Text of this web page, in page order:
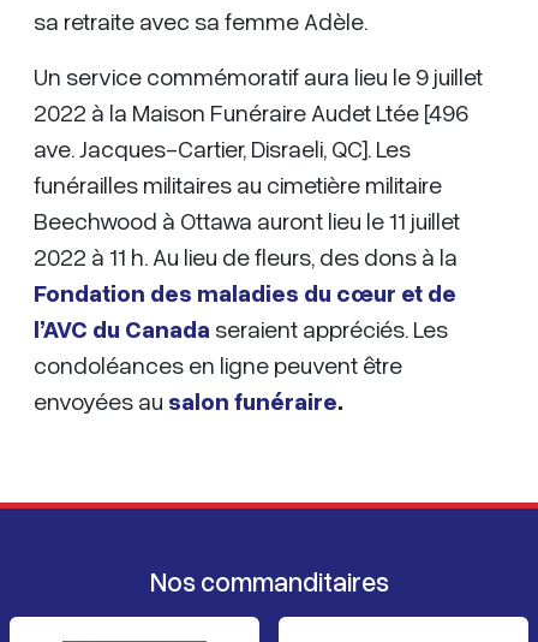
sa retraite avec sa femme Adèle.
Un service commémoratif aura lieu le 9 juillet
2022 à la Maison Funéraire Audet Ltée [496
ave. Jacques-Cartier, Disraeli, QC]. Les
funérailles militaires au cimetière militaire
Beechwood à Ottawa auront lieu le 11 juillet
2022 à 11 h. Au lieu de fleurs, des dons à la
Fondation des maladies du cœur et de
l’AVC du Canada seraient appréciés. Les
condoléances en ligne peuvent être
envoyées au salon funéraire.
Nos commanditaires